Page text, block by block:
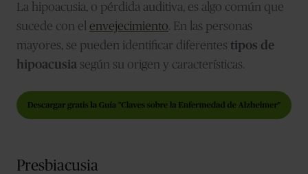
La hipoacusia, o pérdida auditiva, es algo común que
sucede con el envejecimiento. En las personas
mayores, se pueden identificar diferentes tipos de
hipoacusia según su origen y características.
Presbiacusia